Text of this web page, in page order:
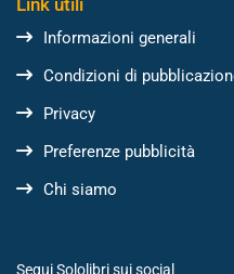
Informazioni generali
Condizioni di
Privacy
Preferenze pubblicità
Chi siamo
Segui Sololibri sui social